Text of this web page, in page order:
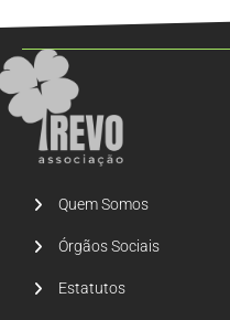
Quem Somos
Órgãos Sociais
Estatutos